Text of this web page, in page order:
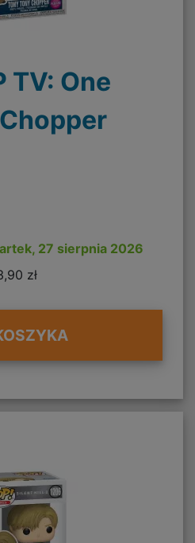
TV: One
27 sierpnia 2026
zł